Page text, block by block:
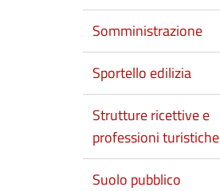
Somministrazione
Sportello edilizia
Strutture ricettive e
professioni turistiche
Suolo pubblico